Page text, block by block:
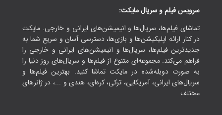
سرویس فیلم و سریال مایکت:
تماشای فیلم‌ها، سریال‌ها و انیمیشن‌های ایرانی و خارجی. مایکت
در کنار ارائه اپلیکیشن‌ها و بازی‌ها، دسترسی آسان و سریع شما به
جدیدترین فیلم‌ها، سریال‌ها و انیمیشن‌های ایرانی و خارجی را
فراهم می‌کند. مجموعه‌ای متنوع از فیلم‌ها و سریال‌های روز دنیا را
به صورت دوبله‌شده در مایکت تماشا کنید. بهترین فیلم‌ها و
سریال‌های ایرانی، آمریکایی، ترکی، کره‌ای، هندی و ...، در ژانرهای
مختلف.